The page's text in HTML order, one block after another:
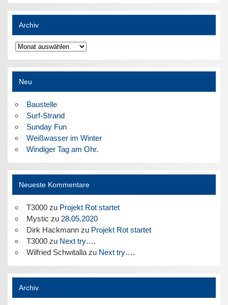
Archiv
Archiv
Neu
Baustelle
Surf-Strand
Sunday Fun
Weißwasser im Winter
Windiger Tag am Ohr.
Neueste Kommentare
T3000zu Projekt Rot startet
Mystic zu 28.05.2020
Dirk Hackmannzu Projekt Rot startet
T3000zu Next try….
Wilfried Schwitallazu Next try….
Archiv